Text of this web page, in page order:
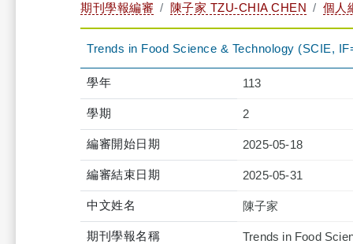
期刊學報編審 陳子家 TZU-CHIA CHEN 個人
Trends in Food Science & Technology (SCIE,
學年 113
學期 2
編審開始日期 2025-05-18
編審結束日期 2025-05-31
中文姓名 陳子家
期刊學報名稱 Trends in Food